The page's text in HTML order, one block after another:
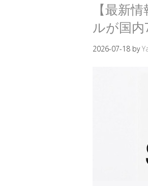
【最新
ルが国内
2026-07-18 by